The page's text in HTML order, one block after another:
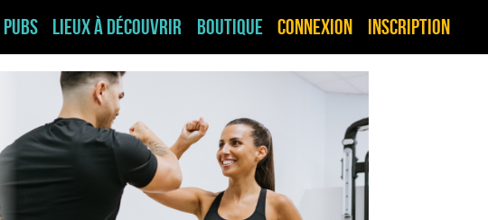
Lieux à découvrir Boutique Connexion Inscription